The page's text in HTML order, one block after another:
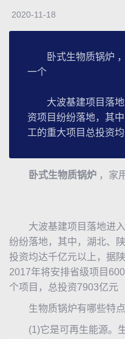
2020-11-18
卧式生物质锅炉 ，
一个
大波基建项目落地
资项目纷纷落地，其
工的重大项目总投资
卧式生物质锅炉 ，家
大波基建项目落地进入
纷纷落地，其中，湖北、
投资均达千亿元以上，据
2017年将安排省级项目
个项目，总投资7903亿元
生物质锅炉有哪些特
(1)它是可再生能源。